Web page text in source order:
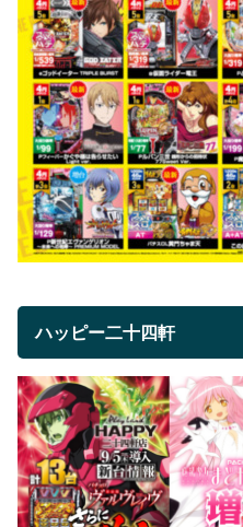
ハッピー二十四軒